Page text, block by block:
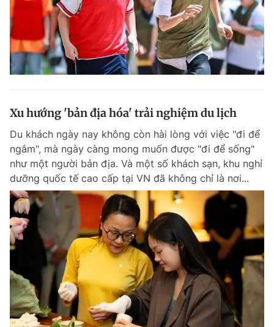
Xu hướng 'bản địa hóa' trải nghiệm du lịch
Du khách ngày nay không còn hài lòng với việc "đi để
ngắm", mà ngày càng mong muốn được "đi để sống"
như một người bản địa. Và một số khách sạn, khu nghỉ
dưỡng quốc tế cao cấp tại VN đã không chỉ là nơi...